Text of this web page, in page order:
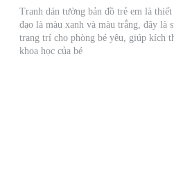
Tranh dán tường bản đồ trẻ em là
đạo là màu xanh và màu trắng, đây là
trang trí cho phòng bé yêu, giúp kích
khoa học của bé